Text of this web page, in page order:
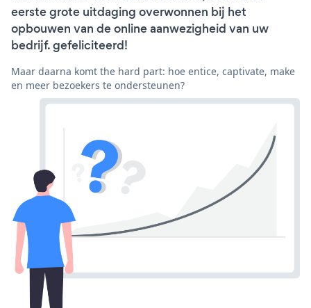
eerste grote uitdaging overwonnen bij het
opbouwen van de online aanwezigheid van uw
bedrijf. gefeliciteerd!
Maar daarna komt the hard part: hoe entice, captivate, make
en meer bezoekers te ondersteunen?